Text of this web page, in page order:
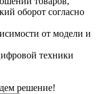
оборот согласно
от модели и
техники
решение!